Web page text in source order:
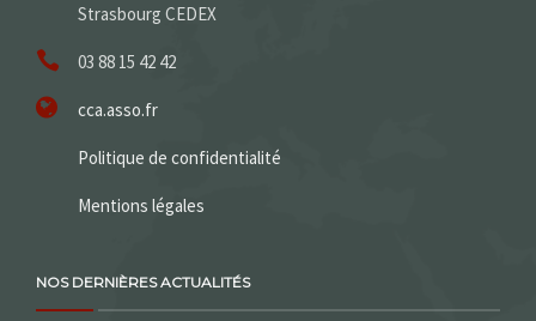
Strasbourg CEDEX
03 88 15 42 42
cca.asso.fr
Politique de confidentialité
Mentions légales
NOS DERNIÈRES ACTUALITÉS